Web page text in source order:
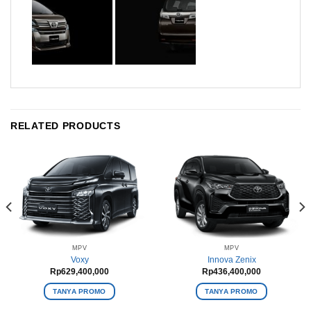
RELATED PRODUCTS
MPV
Voxy
Rp629,400,000
TANYA PROMO
MPV
Innova Zenix
Rp436,400,000
TANYA PROMO